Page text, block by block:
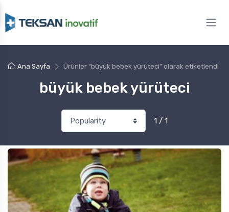
Ana Sayfa Ürünler “büyük bebek yürüteci” olarak etiketlendi
büyük bebek yürüteci
1 / 1